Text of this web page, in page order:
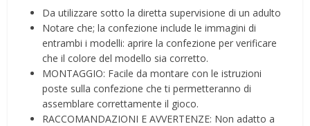
Da utilizzare sotto la diretta supervisione di un adulto
Notare che; la confezione include le immagini di
entrambi i modelli: aprire la confezione per verificare
che il colore del modello sia corretto.
MONTAGGIO: Facile da montare con le istruzioni
poste sulla confezione che ti permetteranno di
assemblare correttamente il gioco.
RACCOMANDAZIONI E AVVERTENZE: Non adatto a